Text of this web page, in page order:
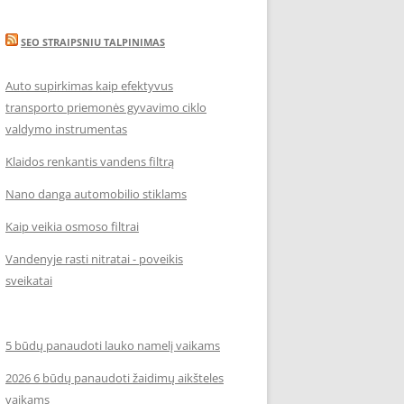
SEO STRAIPSNIU TALPINIMAS
Auto supirkimas kaip efektyvus
transporto priemonės gyvavimo ciklo
valdymo instrumentas
Klaidos renkantis vandens filtrą
Nano danga automobilio stiklams
Kaip veikia osmoso filtrai
Vandenyje rasti nitratai - poveikis
sveikatai
5 būdų panaudoti lauko namelį vaikams
2026 6 būdų panaudoti žaidimų aikšteles
vaikams